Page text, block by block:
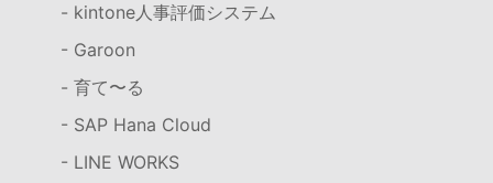
- kintone人事評価システム
- Garoon
- 育て〜る
- SAP Hana Cloud
- LINE WORKS